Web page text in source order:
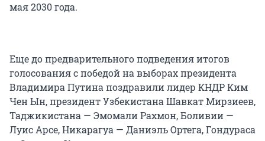
мая 2030 года.
Еще до предварительного подведения итогов
голосования с победой на выборах президента
Владимира Путина поздравили лидер КНДР Ким
Чен Ын, президент Узбекистана Шавкат Мирзиеев,
Таджикистана — Эмомали Рахмон, Боливии —
Луис Арсе, Никарагуа — Даниэль Ортега, Гондураса